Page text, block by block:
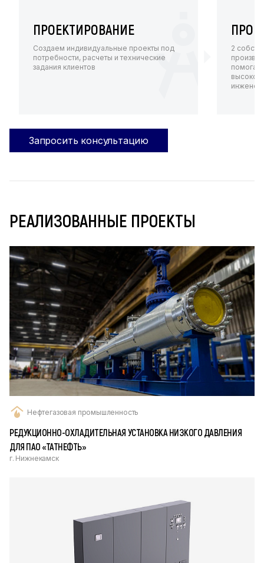
ПРОЕКТИРОВАНИЕ
Создаем индивидуальные проекты под
потребности, расчеты и технические
задания клиентов
2
Запросить консультацию
РЕАЛИЗОВАННЫЕ ПРОЕКТЫ
Нефтегазовая промышленность
РЕДУКЦИОННО-ОХЛАДИТЕЛЬНАЯ УСТАНОВКА НИЗКОГО ДАВЛЕНИЯ
ДЛЯ ПАО «ТАТНЕФТЬ»
г. Нижнекамск